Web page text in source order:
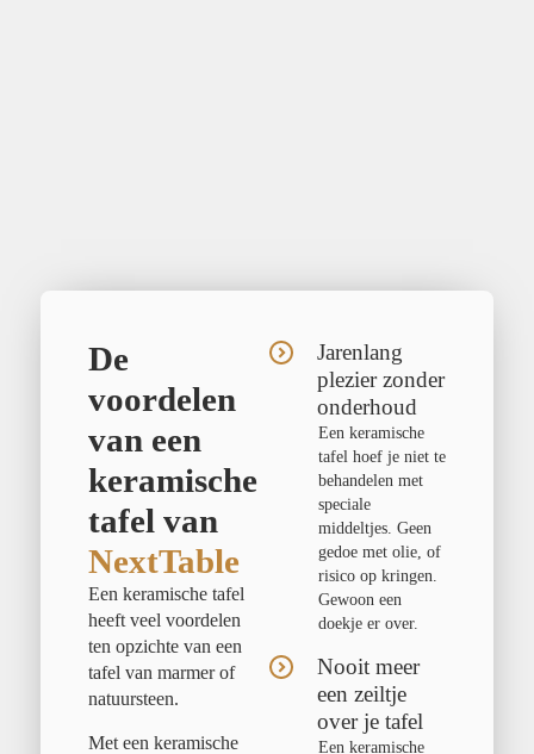
Jarenlang
plezier zonder
onderhoud
Een keramische
tafel hoef je niet te
behandelen met
speciale
middeltjes. Geen
gedoe met olie, of
risico op kringen.
Gewoon een
doekje er over.
Nooit meer
een zeiltje
over je tafel
Een keramische
Een keramische tafel
heeft veel voordelen
ten opzichte van een
tafel van marmer of
natuursteen.
Met een keramische
De
voordelen
van een
keramische
tafel van
NextTable